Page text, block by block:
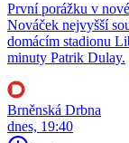
První porážku v
Nováček nejvyšší
domácím stadionu
minuty Patrik Dulay.
Brněnská Drbna
dnes, 19:40